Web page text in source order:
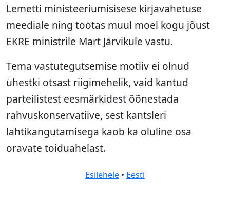
Lemetti ministeeriumisisese kirjavahetuse
meediale ning töötas muul moel kogu jõust
EKRE ministrile Mart Järvikule vastu.
Tema vastutegutsemise motiiv ei olnud
ühestki otsast riigimehelik, vaid kantud
parteilistest eesmärkidest õõnestada
rahvuskonservatiive, sest kantsleri
lahtikangutamisega kaob ka oluline osa
oravate toiduahelast.
Esilehele • Eesti